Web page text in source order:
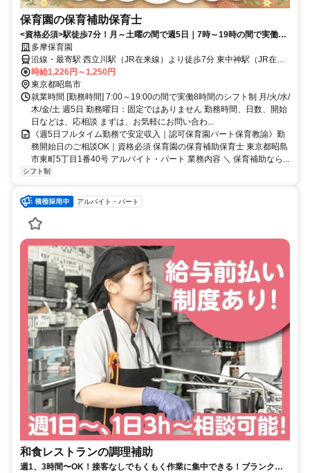
保育園の保育補助保育士
<資格必須>駅徒歩7分！月～土曜の間で週5日｜7時～19時の間で実働8
時間・シフト制｜ブランク歓迎！
多摩保育園
沿線・最寄駅 西立川駅（JR在来線）より徒歩7分 東中神駅（JR在来
線）より徒歩8分 中神駅（JR在来線）より徒歩18分
時給1,226円～1,250円
東京都昭島市
就業時間 [勤務時間] 7:00～19:00の間で実働8時間のシフト制 月/火/水/
木/金/土 週5日 勤務曜日：固定ではありません 勤務時間、日数、開始
日などは、応相談 まずは、お気軽にお問い合わ...
《週5日フルタイム勤務で安定収入｜認可保育園パート保育教諭》勤
務開始日のご相談OK｜資格必須 保育園の保育補助保育士 東京都昭島
市東町5丁目1番40号 アルバイト・パート 業務内容 ＼ 保育補助なら...
シフト制
アルバイト・パート
和食レストランの調理補助
週1、3時間〜OK！接客なしでもくもく作業に集中できる！ブランクが